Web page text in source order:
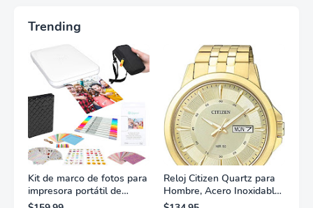
Trending
Kit de marco de fotos para
impresora portátil de
fotografías y vídeos
Reloj Citizen Quartz para
Hombre, Acero Inoxidable,
Clásico, Dorado